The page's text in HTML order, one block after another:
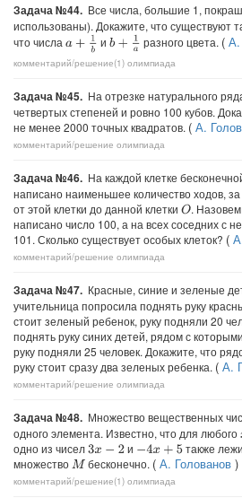
Задача №44. Все числа, большие 1,
использованы). Докажите, что существуют
что числа a+1b иb+1 a разного цвета. ( А.
комментарий/решение(1) олимпиада
Задача №45. На отрезке натурального
четвертых степеней и ровно 100 кубов.
не менее 2000 точных квадратов. ( А.
комментарий/решение олимпиада
Задача №46. На каждой клетке
написано наименьшее количество ходов,
от этой клетки до данной клетки O.
написано число 100, а на всех соседних с
101. Сколько существует особых клеток? (
комментарий/решение олимпиада
Задача №47. Красные, синие и зеленые
учительница попросила поднять руку
стоит зеленый ребенок, руку подняли 20
поднять руку синих детей, рядом с
руку подняли 25 человек. Докажите, что
руку стоит сразу два зеленых ребенка. ( А.
комментарий/решение олимпиада
Задача №48. Множество вещественных
одного элемента. Известно, что для любого
одно из чисел3x− 2 и −4x+5 также
множествоM бесконечно. (А. Голованов )
комментарий/решение(1) олимпиада